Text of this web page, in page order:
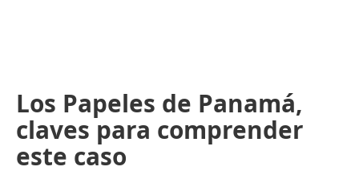
Los Papeles de Panamá,
claves para comprender
este caso